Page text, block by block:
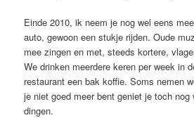
Einde 2010, ik neem je nog wel eens
auto, gewoon een stukje rijden. Oude
mee zingen en met, steeds kortere,
We drinken meerdere keren per week in
restaurant een bak koffie. Soms nemen
je niet goed meer bent geniet je toch nog
dingen.